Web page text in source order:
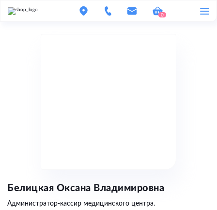
0
Белицкая Оксана Владимировна
Администратор-кассир медицинского центра.